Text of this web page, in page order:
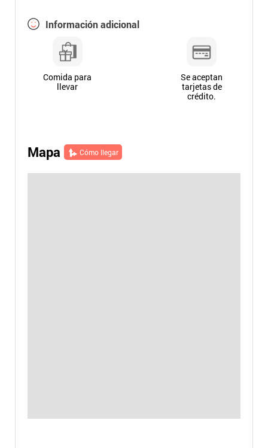
Información adicional
Comida para
llevar
Se aceptan
tarjetas de
crédito.
Mapa Cómo llegar